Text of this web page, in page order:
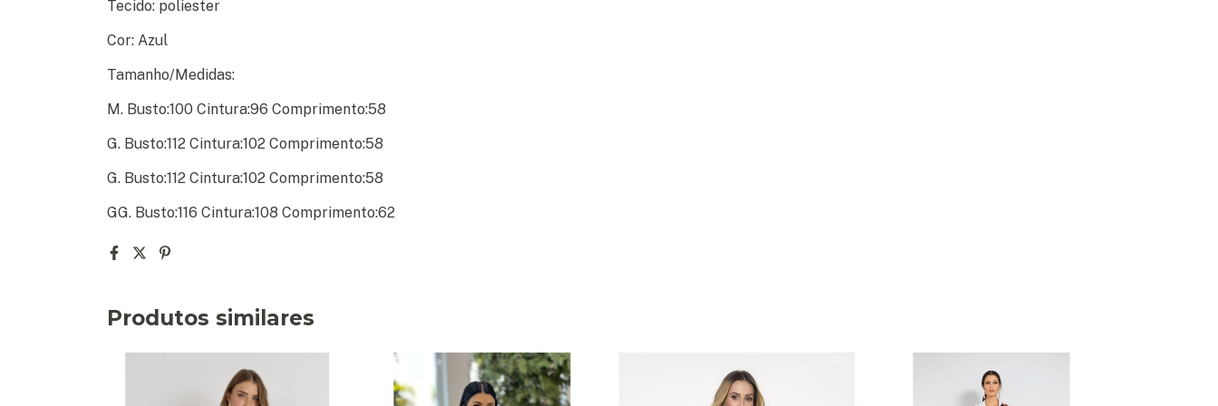
Tecido: poliester
Cor: Azul
Tamanho/Medidas:
M. Busto:100 Cintura:96 Comprimento:58
G. Busto:112 Cintura:102 Comprimento:58
G. Busto:112 Cintura:102 Comprimento:58
GG. Busto:116 Cintura:108 Comprimento:62
Produtos similares